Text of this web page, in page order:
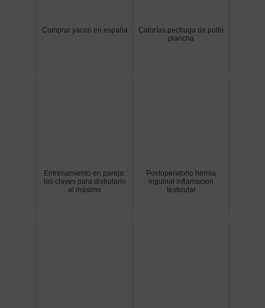
Comprar yacon en españa
Calorías pechuga de pollo
plancha
Entrenamiento en pareja:
las claves para disfrutarlo
al máximo
Postoperatorio hernia
inguinal inflamacion
testicular